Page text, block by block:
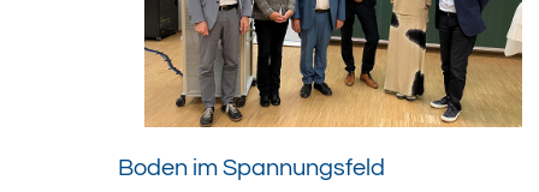
Boden im Spannungsfeld